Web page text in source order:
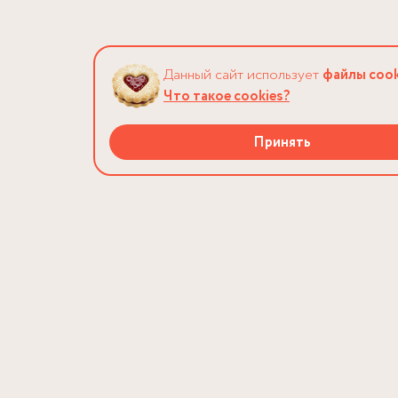
Данный сайт использует файлы
Что такое cookies?
Принять